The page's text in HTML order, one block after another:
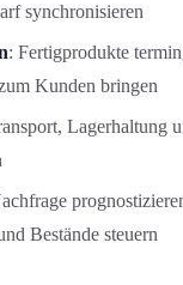
synchronisieren
: Fertigprodukte
Kunden bringen
Lagerhaltung
Bestände steuern